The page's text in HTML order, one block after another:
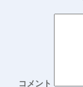
コメント